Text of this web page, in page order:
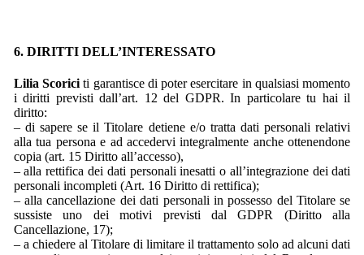
6. DIRITTI DELL’INTERESSATO
Lilia Scoriciti garantisce di poter esercitare in qualsiasi momento
i diritti previsti dall’art. 12 del GDPR. In particolare tu hai il
diritto:
– di sapere se il Titolare detiene e/o tratta dati personali relativi
alla tua persona e ad accedervi integralmente anche ottenendone
copia (art. 15 Diritto all’accesso),
– alla rettifica dei dati personali inesatti o all’integrazione dei dati
personali incompleti (Art. 16 Diritto di rettifica);
– alla cancellazione dei dati personali in possesso del Titolare se
sussiste uno dei motivi previsti dal GDPR (Diritto alla
Cancellazione, 17);
– a chiedere al Titolare di limitare il trattamento solo ad alcuni dati